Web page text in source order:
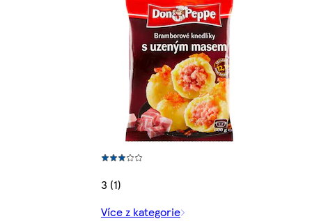
3 (1)
Více z kategorie